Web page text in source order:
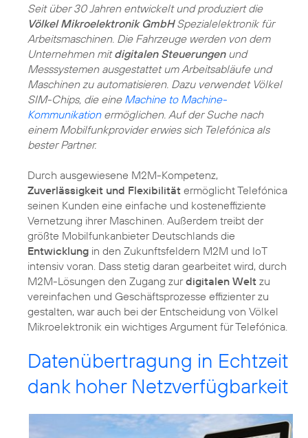
Seit über 30 Jahren entwickelt und produziert die
Völkel Mikroelektronik GmbHSpezialelektronik für
Arbeitsmaschinen. Die Fahrzeuge werden von dem
Unternehmen mitdigitalen Steuerungenund
Messsystemen ausgestattet um Arbeitsabläufe und
Maschinen zu automatisieren. Dazu verwendet Völkel
SIM-Chips, die eine Machine to Machine-
Kommunikationermöglichen. Auf der Suche nach
einem Mobilfunkprovider erwies sich Telefónica als
bester Partner.
Durch ausgewiesene M2M-Kompetenz,
Zuverlässigkeit und Flexibilität ermöglicht Telefónica
seinen Kunden eine einfache und kosteneffiziente
Vernetzung ihrer Maschinen. Außerdem treibt der
größte Mobilfunkanbieter Deutschlands die
Entwicklung in den Zukunftsfeldern M2M und IoT
intensiv voran. Dass stetig daran gearbeitet wird, durch
M2M-Lösungen den Zugang zurdigitalen Welt zu
vereinfachen und Geschäftsprozesse effizienter zu
gestalten, war auch bei der Entscheidung von Völkel
Mikroelektronik ein wichtiges Argument für Telefónica.
Datenübertragung in Echtzeit
dank hoher Netzverfügbarkeit